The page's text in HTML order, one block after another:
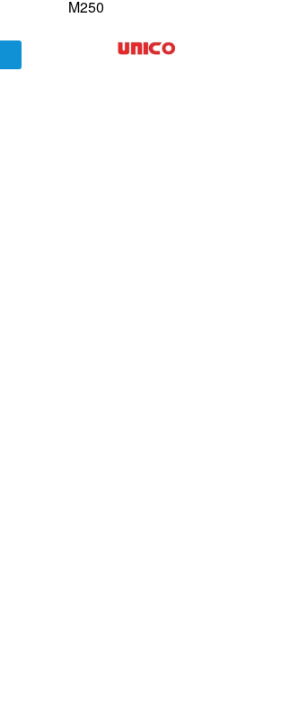
M250